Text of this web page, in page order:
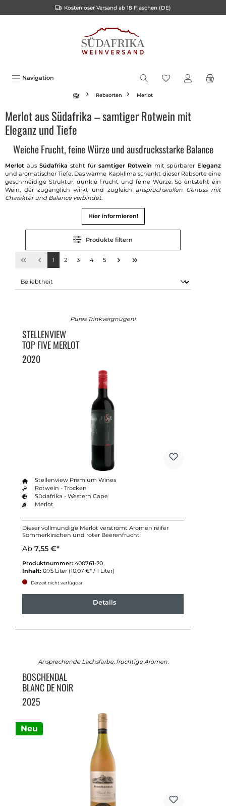
Kostenloser Versand ab 18 Flaschen (DE)
Navigation
Rebsorten Merlot
Merlot aus Südafrika – samtiger Rotwein mit
Eleganz und Tiefe
Weiche Frucht, feine Würze und ausdrucksstarke Balance
Merlot aus Südafrika steht für samtiger Rotwein mit spürbarer Eleganz
und aromatischer Tiefe. Das warme Kapklima schenkt dieser Rebsorte eine
geschmeidige Struktur, dunkle Frucht und feine Würze. So entsteht ein
Wein, der zugänglich wirkt und zugleich anspruchsvollen Genuss mit
Charakter und Balance verbindet.
Hier informieren!
Produkte filtern
1 2 3 4 5
Pures Trinkvergnügen!
STELLENVIEW
TOP FIVE MERLOT
2020
Stellenview Premium Wines
Rotwein - Trocken
Südafrika - Western Cape
Merlot
Dieser vollmundige Merlot verströmt Aromen reifer
Sommerkirschen und roter Beerenfrucht
Ab 7,55 €*
Produktnummer: 400761-20
Inhalt: 0.75 Liter (10,07 €* / 1 Liter)
Derzeit nicht verfügbar
Details
Neu
Ansprechende Lachsfarbe, fruchtige Aromen.
BOSCHENDAL
BLANC DE NOIR
2025